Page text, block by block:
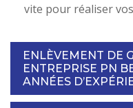
vite pour réaliser
ENLÈVEMENT DE
ENTREPRISE PN
ANNÉES